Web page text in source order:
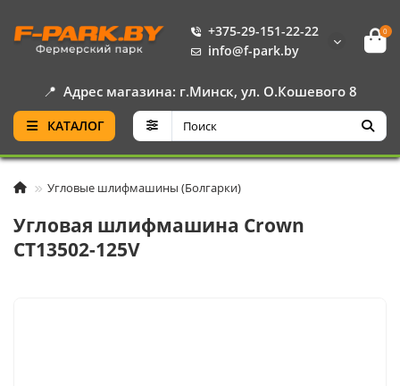
+375-29-151-22-22
info@f-park.by
0
📍 Адрес магазина: г.Минск, ул. О.Кошевого 8
КАТАЛОГ
Угловые шлифмашины (Болгарки)
Угловая шлифмашина Crown
CT13502-125V